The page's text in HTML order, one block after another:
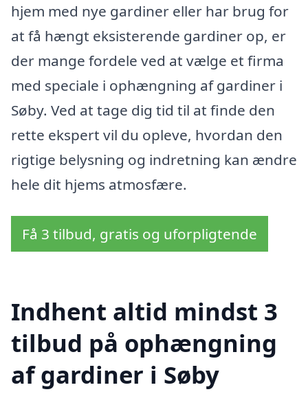
hjem med nye gardiner eller har brug for
at få hængt eksisterende gardiner op, er
der mange fordele ved at vælge et firma
med speciale i ophængning af gardiner i
Søby. Ved at tage dig tid til at finde den
rette ekspert vil du opleve, hvordan den
rigtige belysning og indretning kan ændre
hele dit hjems atmosfære.
Få 3 tilbud, gratis og uforpligtende
Indhent altid mindst 3
tilbud på ophængning
af gardiner i Søby